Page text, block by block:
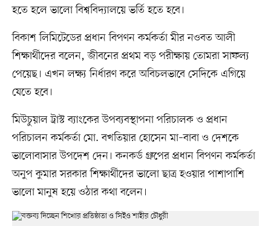
হতে হলে ভালো বিশ্ববিদ্যালয়ে ভর্তি হতে হবে।
বিকাশ লিমিটেডের প্রধান বিপণন কর্মকর্তা মীর নওবত আলী
শিক্ষার্থীদের বলেন, জীবনের প্রথম বড় পরীক্ষায় তোমরা সাফল্য
পেয়েছ। এখন লক্ষ্য নির্ধারণ করে অবিচলভাবে সেদিকে এগিয়ে
যেতে হবে।
মিউচুয়াল ট্রাস্ট ব্যাংকের উপব্যবস্থাপনা পরিচালক ও প্রধান
পরিচালন কর্মকর্তা মো. বখতিয়ার হোসেন মা–বাবা ও দেশকে
ভালোবাসার উপদেশ দেন। কনকর্ড গ্রুপের প্রধান বিপণন কর্মকর্তা
অনুপ কুমার সরকার শিক্ষার্থীদের ভালো ছাত্র হওয়ার পাশাপাশি
ভালো মানুষ হয়ে ওঠার কথা বলেন।